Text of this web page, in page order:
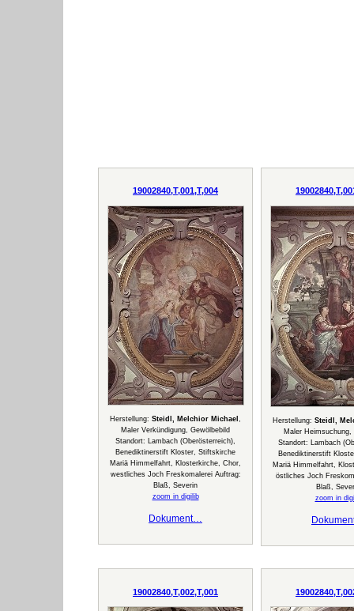
19002840,T,001,T,004
Herstellung: Steidl, Melchior Michael ,
Maler Verkündigung, Gewölbebild
Standort: Lambach (Oberösterreich),
Benediktinerstift Kloster, Stiftskirche
Mariä Himmelfahrt, Klosterkirche, Chor,
westliches Joch Freskomalerei Auftrag:
Blaß, Severin
zoom in digilib
Dokument…
Herstellung: Steidl,
Maler Heimsuchung,
Standort: Lambach
Benediktinerstift
Mariä Himmelfahrt,
östliches Joch
Blaß,
zoom in
19002840,T,002,T,001